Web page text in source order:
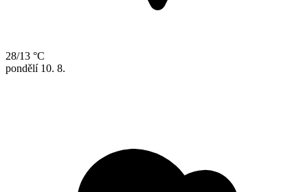
28/13 °C
pondělí 10. 8.